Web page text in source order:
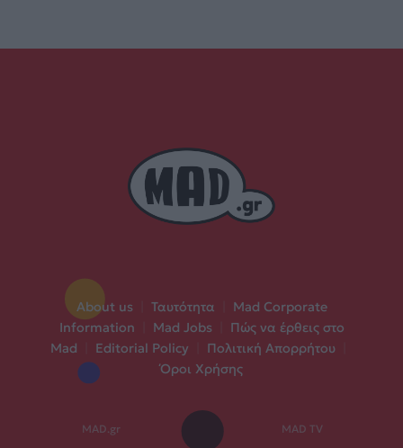
About us Ταυτότητα
Mad Corporate
Information
Mad Jobs
Πώς να έρθεις στο
Mad
Editorial Policy Πολιτική Απορρήτου
Όροι Χρήσης
MAD.gr MAD TV